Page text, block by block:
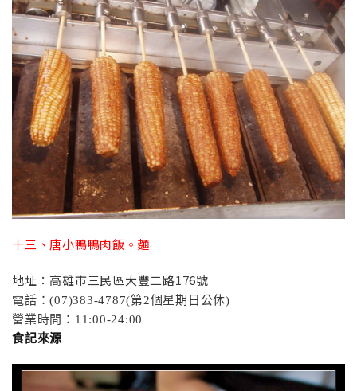
十三、唐小鴨鴨肉飯。麵
地址：高雄市三民區大豐二路176號
電話：(07)383-4787(第2個星期日公休)
營業時間：11:00-24:00
食記來源